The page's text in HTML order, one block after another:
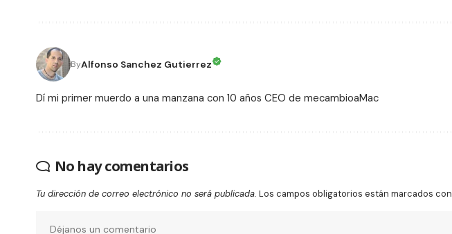
ByAlfonso Sanchez Gutierrez
Dí mi primer muerdo a una manzana con 10 años CEO de mecambioaMac
No hay comentarios
Tu dirección de correo electrónico no será publicada. Los campos obligatorios están marcados con